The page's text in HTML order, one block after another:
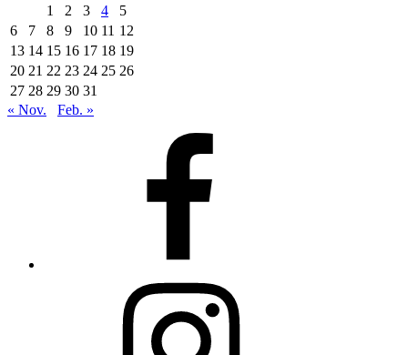
1
2 3 4
5
6
7 8 9 10 11 12
13 14 15 16 17 18 19
20 21 22 23 24 25 26
27 28 29 30 31
« Nov.
Feb. »